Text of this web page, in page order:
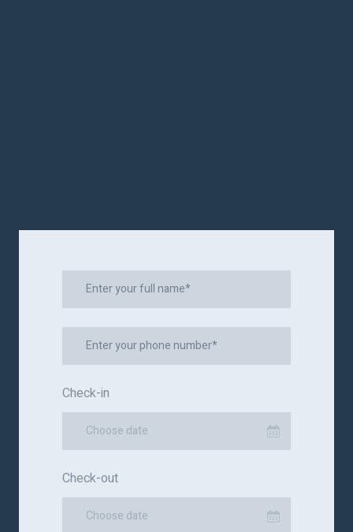
Check-in
Choose date
Check-out
Choose date